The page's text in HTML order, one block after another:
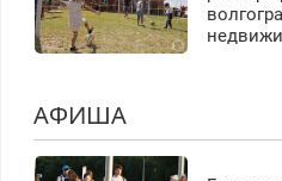
АФИША